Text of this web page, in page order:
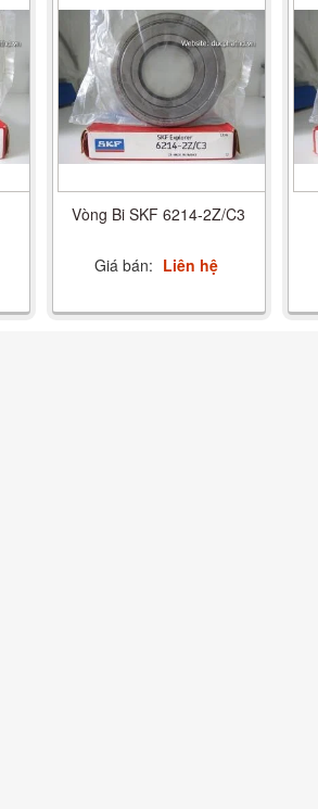
Vòng Bi SKF 6214-2Z/C3
Giá bán: Liên hệ